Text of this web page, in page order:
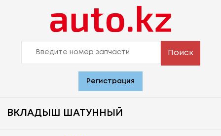
Поиск
Регистрация
ВКЛАДЫШ ШАТУННЫЙ